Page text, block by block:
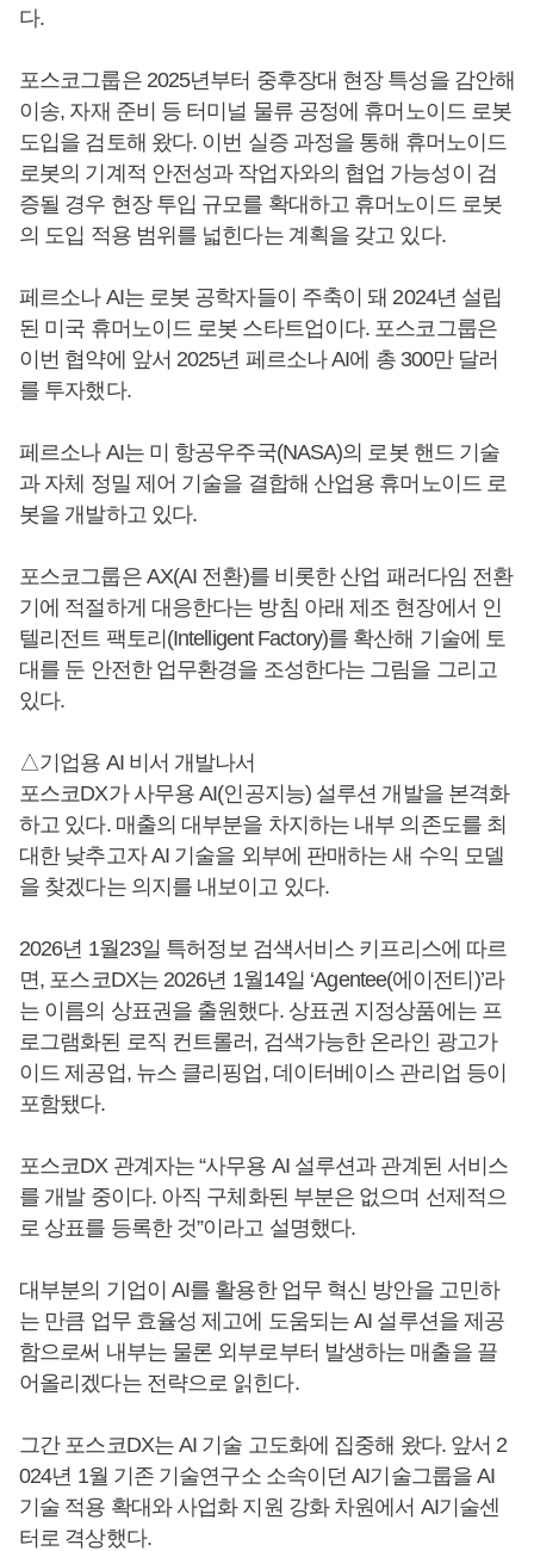
다.
포스코그룹은 2025년부터 중후장대 현장 특성을 감안해
이송, 자재 준비 등 터미널 물류 공정에 휴머노이드 로봇
도입을 검토해 왔다. 이번 실증 과정을 통해 휴머노이드
로봇의 기계적 안전성과 작업자와의 협업 가능성이 검
증될 경우 현장 투입 규모를 확대하고 휴머노이드 로봇
의 도입 적용 범위를 넓힌다는 계획을 갖고 있다.
페르소나 AI는 로봇 공학자들이 주축이 돼 2024년 설립
된 미국 휴머노이드 로봇 스타트업이다. 포스코그룹은
이번 협약에 앞서 2025년 페르소나 AI에 총 300만 달러
를 투자했다.
페르소나 AI는 미 항공우주국(NASA)의 로봇 핸드 기술
과 자체 정밀 제어 기술을 결합해 산업용 휴머노이드 로
봇을 개발하고 있다.
포스코그룹은 AX(AI 전환)를 비롯한 산업 패러다임 전환
기에 적절하게 대응한다는 방침 아래 제조 현장에서 인
텔리전트 팩토리(Intelligent Factory)를 확산해 기술에 토
대를 둔 안전한 업무환경을 조성한다는 그림을 그리고
있다.
△기업용 AI 비서 개발나서
포스코DX가 사무용 AI(인공지능) 설루션 개발을 본격화
하고 있다. 매출의 대부분을 차지하는 내부 의존도를 최
대한 낮추고자 AI 기술을 외부에 판매하는 새 수익 모델
을 찾겠다는 의지를 내보이고 있다.
2026년 1월23일 특허정보 검색서비스 키프리스에 따르
면, 포스코DX는 2026년 1월14일 ‘Agentee(에이전티)’라
는 이름의 상표권을 출원했다. 상표권 지정상품에는 프
로그램화된 로직 컨트롤러, 검색가능한 온라인 광고가
이드 제공업, 뉴스 클리핑업, 데이터베이스 관리업 등이
포함됐다.
포스코DX 관계자는 “사무용 AI 설루션과 관계된 서비스
를 개발 중이다. 아직 구체화된 부분은 없으며 선제적으
로 상표를 등록한 것”이라고 설명했다.
대부분의 기업이 AI를 활용한 업무 혁신 방안을 고민하
는 만큼 업무 효율성 제고에 도움되는 AI 설루션을 제공
함으로써 내부는 물론 외부로부터 발생하는 매출을 끌
어올리겠다는 전략으로 읽힌다.
그간 포스코DX는 AI 기술 고도화에 집중해 왔다. 앞서 2
024년 1월 기존 기술연구소 소속이던 AI기술그룹을 AI
기술 적용 확대와 사업화 지원 강화 차원에서 AI기술센
터로 격상했다.